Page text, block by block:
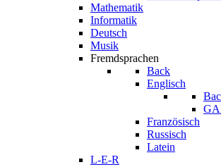
Mathematik
Informatik
Deutsch
Musik
Fremdsprachen
Back
Englisch
Französisch
Russisch
Latein
L-E-R